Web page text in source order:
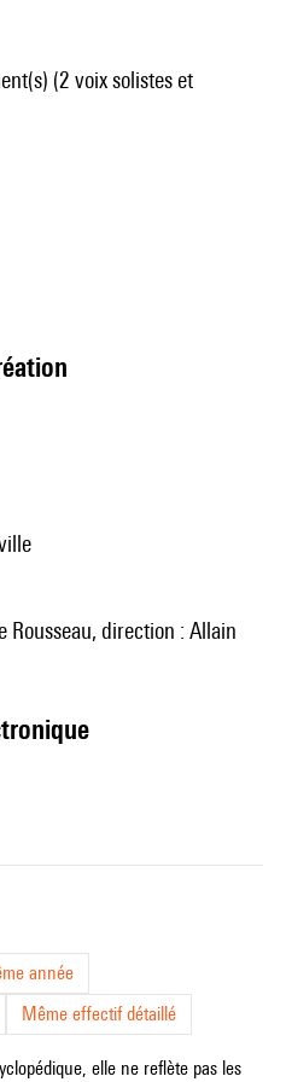
(2 voix solistes et
année
Même effectif détaillé
elle ne reflète pas les